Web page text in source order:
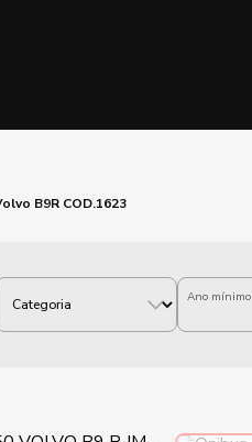
B9R COD.1623
Ano mínimo